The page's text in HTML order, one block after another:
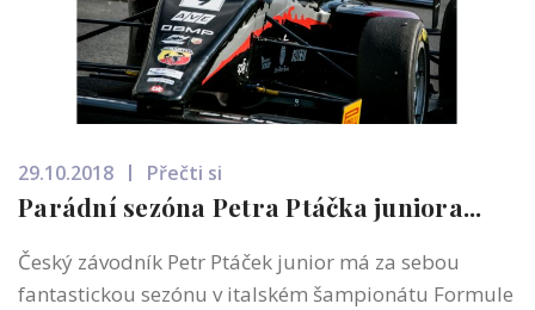
29.10.2018 Přečti si
Parádní sezóna Petra Ptáčka juniora...
Český závodník Petr Ptáček junior má za sebou
fantastickou sezónu v italském šampionátu Formule